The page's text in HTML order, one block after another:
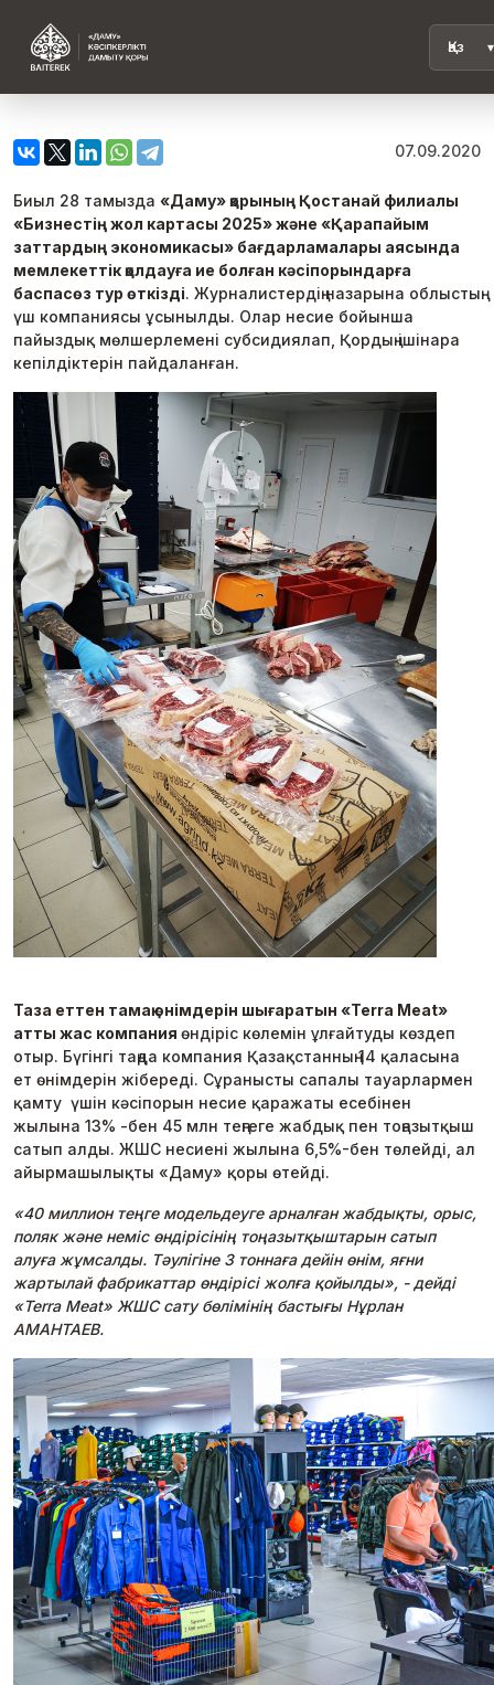
07.09.2020
Биыл 28 тамызда «Даму» қорының Қостанай филиалы
«Бизнестің жол картасы 2025» және «Қарапайым
заттардың экономикасы» бағдарламалары аясында
мемлекеттік қолдауға ие болған кәсіпорындарға
баспасөз тур өткізді. Журналистердің назарына облыстың
үш компаниясы ұсынылды. Олар несие бойынша
пайыздық мөлшерлемені субсидиялап, Қордың ішінара
кепілдіктерін пайдаланған.
Таза еттен тамақ өнімдерін шығаратын «Terra Meat»
атты жас компания өндіріс көлемін ұлғайтуды көздеп
отыр. Бүгінгі таңда компания Қазақстанның 14 қаласына
ет өнімдерін жібереді. Сұранысты сапалы тауарлармен
қамту үшін кәсіпорын несие қаражаты есебінен
жылына 13% -бен 45 млн теңгеге жабдық пен тоңазытқыш
сатып алды. ЖШС несиені жылына 6,5%-бен төлейді, ал
айырмашылықты «Даму» қоры өтейді.
«40 миллион теңге модельдеуге арналған жабдықты, орыс,
поляк және неміс өндірісінің тоңазытқыштарын сатып
алуға жұмсалды. Тәулігіне 3 тоннаға дейін өнім, яғни
жартылай фабрикаттар өндірісі жолға қойылды», - дейді
«Terra Meat» ЖШС сату бөлімінің бастығы Нұрлан
АМАНТАЕВ.